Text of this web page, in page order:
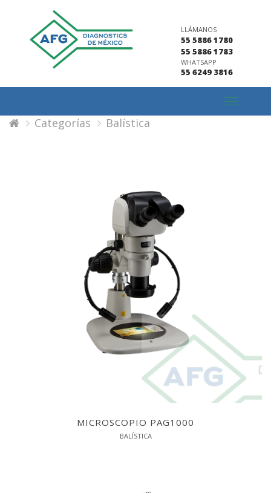
LLÁMANOS
55 5886 1780
55 5886 1783
WHATSAPP
55 6249 3816
Toggle
navigation
Categorías Balística
MICROSCOPIO PAG1000
BALÍSTICA